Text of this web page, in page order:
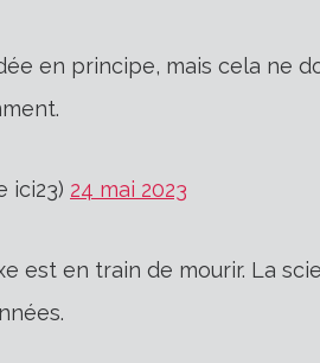
en principe, mais cela ne
ici23) 24 mai 2023
est en train de mourir. La